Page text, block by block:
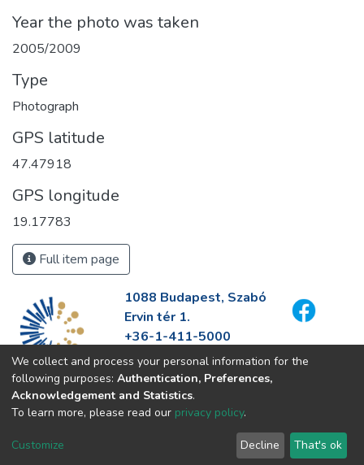
Year the photo was taken
2005/2009
Type
Photograph
GPS latitude
47.47918
GPS longitude
19.17783
Full item page
1088 Budapest, Szabó
Ervin tér 1.
+36-1-411-5000
info@fszek.hu
https://fszek.hu
We collect and process your personal information for the
following purposes: Authentication, Preferences,
Acknowledgement and Statistics.
To learn more, please read our privacy policy.
Customize Decline That's ok